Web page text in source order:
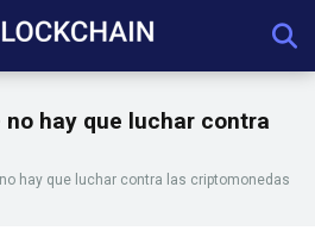
no hay que luchar contra
hay que luchar contra las criptomonedas